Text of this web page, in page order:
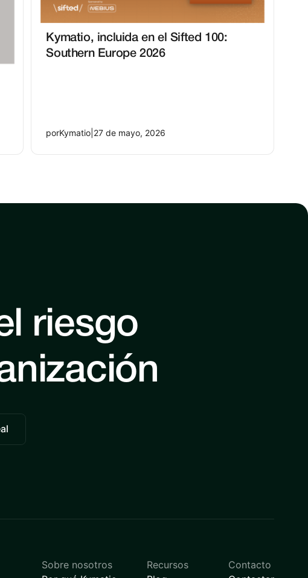
Kymatio, incluida en el Sifted 100:
Southern Europe 2026
porKymatio 27 de mayo, 2026
riesgo
Sobre nosotros
Recursos
Contacto